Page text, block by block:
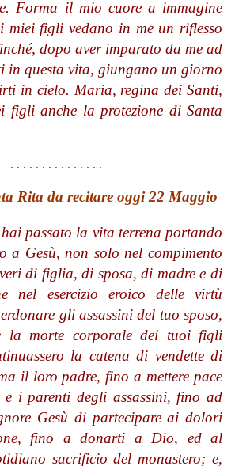
Forma il mio cuore a immagine
miei figli vedano in me un riflesso
dopo aver imparato da me ad
in questa vita, giungano un giorno
in cielo. Maria, regina dei Santi,
figli anche la protezione di Santa
Rita da recitare oggi 22 Maggio
passato la vita terrena portando
a Gesù, non solo nel compimento
di figlia, di sposa, di madre e di
nel esercizio eroico delle virtù
gli assassini del tuo sposo,
la morte corporale dei tuoi figli
la catena di vendette di
il loro padre, fino a mettere pace
i parenti degli assassini, fino ad
Gesù di partecipare ai dolori
fino a donarti a Dio, ed al
sacrificio del monastero; e,